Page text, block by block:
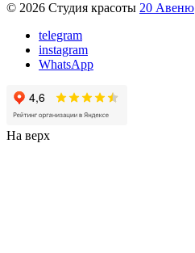
© 2026 Студия красоты 20 Авеню
telegram
instagram
WhatsApp
На верх